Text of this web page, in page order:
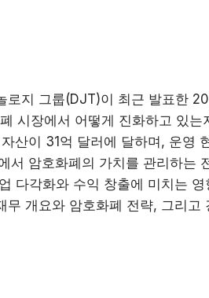
로지 그룹(DJT)이 최근 발표한
시장에서 어떻게 진화하고 있는
산이 31억 달러에 달하며, 운영
서 암호화폐의 가치를 관리하는
다각화와 수익 창출에 미치는
무 개요와 암호화폐 전략, 그리고